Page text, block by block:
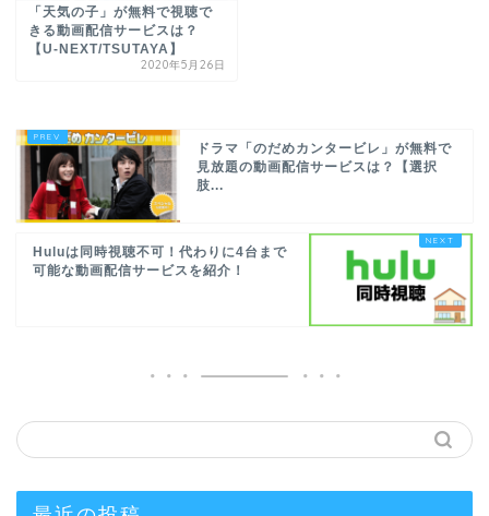
「天気の子」が無料で視聴で
きる動画配信サービスは？
【U-NEXT/TSUTAYA】
2020年5月26日
ドラマ「のだめカンタービレ」が無料で
見放題の動画配信サービスは？【選択
肢...
Huluは同時視聴不可！代わりに4台まで
可能な動画配信サービスを紹介！